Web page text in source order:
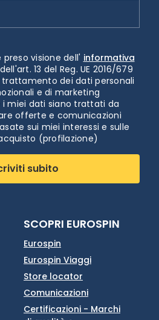
visione dell' informativa
13 del Reg. UE 2016/679
dei dati personali
e di marketing
miei dati siano trattati da
offerte e comunicazioni
sui miei interessi e sulle
(profilazione)
subito
SCOPRI EUROSPIN
Eurospin
Eurospin Viaggi
Store locator
Comunicazioni
Certificazioni - Marchi